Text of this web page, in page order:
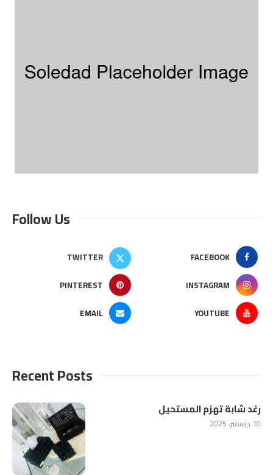
Follow Us
FACEBOOK
TWITTER
INSTAGRAM
PINTEREST
YOUTUBE
EMAIL
Recent Posts
رغد شابة تهزم المستحيل
10 ديسمبر، 2025